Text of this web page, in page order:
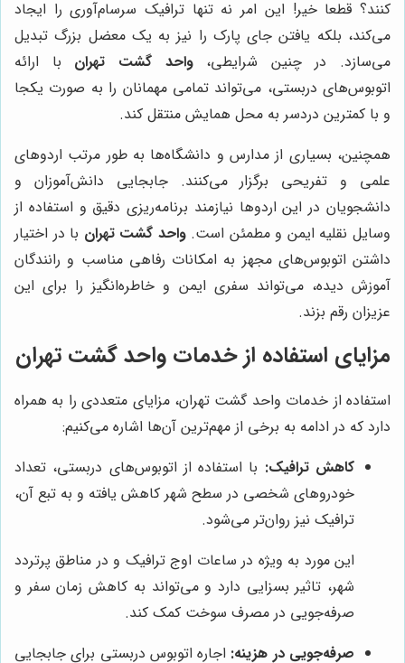
کنند؟ قطعا خیر! این امر نه تنها ترافیک سرسام‌آوری را ایجاد
می‌کند، بلکه یافتن جای پارک را نیز به یک معضل بزرگ تبدیل
می‌سازد. در چنین شرایطی،واحد گشت تهران با ارائه
اتوبوس‌های دربستی، می‌تواند تمامی مهمانان را به صورت یکجا
و با کمترین دردسر به محل همایش منتقل کند.
همچنین، بسیاری از مدارس و دانشگاه‌ها به طور مرتب اردوهای
علمی و تفریحی برگزار می‌کنند. جابجایی دانش‌آموزان و
دانشجویان در این اردوها نیازمند برنامه‌ریزی دقیق و استفاده از
وسایل نقلیه ایمن و مطمئن است.واحد گشت تهران با در اختیار
داشتن اتوبوس‌های مجهز به امکانات رفاهی مناسب و رانندگان
آموزش دیده، می‌تواند سفری ایمن و خاطره‌انگیز را برای این
عزیزان رقم بزند.
مزایای استفاده از خدمات واحد گشت تهران
استفاده از خدمات واحد گشت تهران، مزایای متعددی را به همراه
دارد که در ادامه به برخی از مهم‌ترین آن‌ها اشاره می‌کنیم:
کاهش ترافیک: با استفاده از اتوبوس‌های دربستی، تعداد
خودروهای شخصی در سطح شهر کاهش یافته و به تبع آن،
ترافیک نیز روان‌تر می‌شود.
این مورد به ویژه در ساعات اوج ترافیک و در مناطق پرتردد
شهر، تاثیر بسزایی دارد و می‌تواند به کاهش زمان سفر و
صرفه‌جویی در مصرف سوخت کمک کند.
صرفه‌جویی در هزینه: اجاره اتوبوس دربستی برای جابجایی